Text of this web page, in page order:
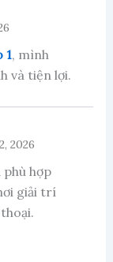
1, mình
và tiện lợi.
2026
hợp
giải trí